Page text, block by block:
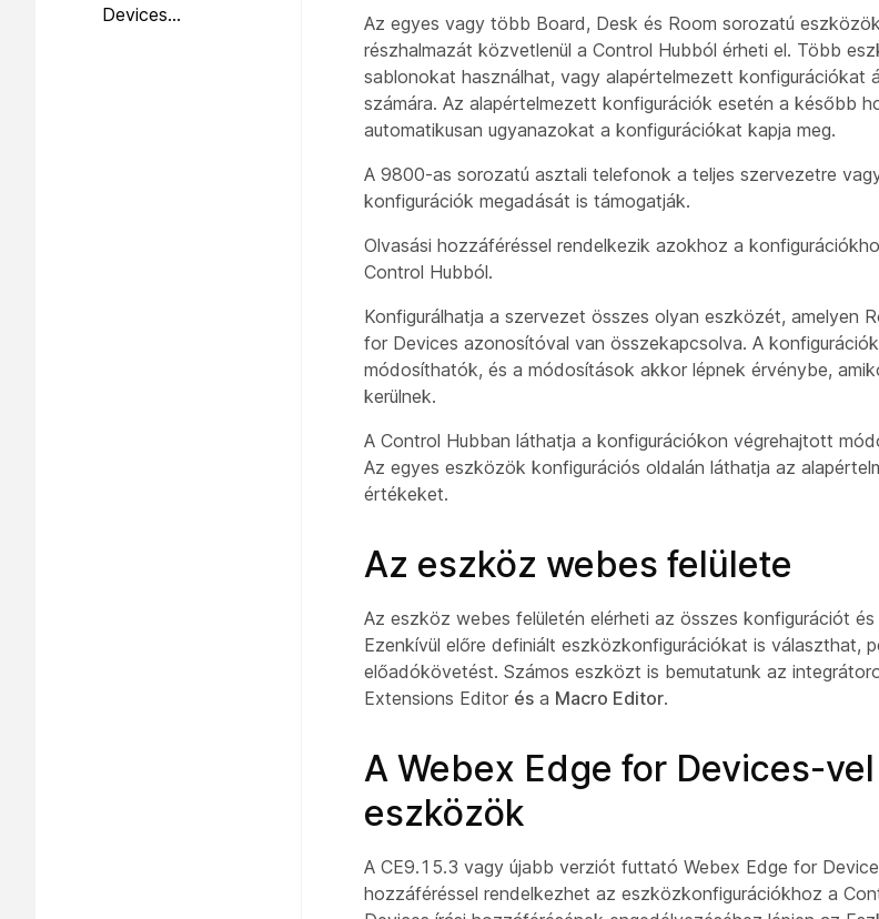
Devices
Az egyes vagy több Board, Desk és Room sorozatú
részhalmazát közvetlenül a Control Hubból érheti el. Több
sablonokat használhat, vagy alapértelmezett konfigurációkat
számára. Az alapértelmezett konfigurációk esetén a később
automatikusan ugyanazokat a konfigurációkat kapja meg.
A 9800-as sorozatú asztali telefonok a teljes szervezetre
konfigurációk megadását is támogatják.
Olvasási hozzáféréssel rendelkezik azokhoz a
Control Hubból.
Konfigurálhatja a szervezet összes olyan eszközét, amelyen
for Devices azonosítóval van összekapcsolva. A
módosíthatók, és a módosítások akkor lépnek érvénybe,
kerülnek.
A Control Hubban láthatja a konfigurációkon végrehajtott
Az egyes eszközök konfigurációs oldalán láthatja az
értékeket.
Az eszköz webes felülete
Az eszköz webes felületén elérheti az összes konfigurációt
Ezenkívül előre definiált eszközkonfigurációkat is választhat,
előadókövetést. Számos eszközt is bemutatunk az
Extensions Editor és a Macro Editor.
A Webex Edge for Devices-
eszközök
A CE9.15.3 vagy újabb verziót futtató Webex Edge for
hozzáféréssel rendelkezhet az eszközkonfigurációkhoz a